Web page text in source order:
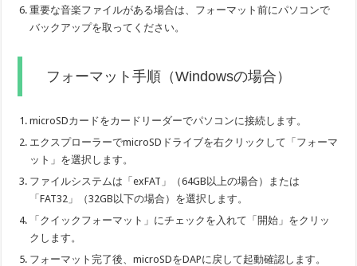
重要な音楽ファイルがある場合は、フォーマット前にパソコンで
バックアップを取ってください。
フォーマット手順（Windowsの場合）
microSDカードをカードリーダーでパソコンに接続します。
エクスプローラーでmicroSDドライブを右クリックして「フォーマ
ット」を選択します。
ファイルシステムは「exFAT」（64GB以上の場合）または
「FAT32」（32GB以下の場合）を選択します。
「クイックフォーマット」にチェックを入れて「開始」をクリッ
クします。
フォーマット完了後、microSDをDAPに戻して起動確認します。